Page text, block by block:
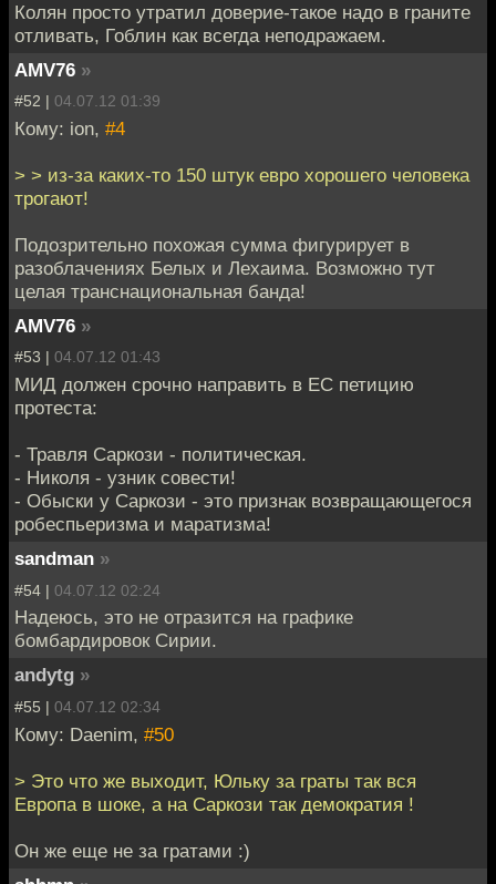
Колян просто утратил доверие-такое надо в граните
отливать, Гоблин как всегда неподражаем.
AMV76 »
#52 | 04.07.12 01:39
Кому: ion, #4
> > из-за каких-то 150 штук евро хорошего человека
трогают!
Подозрительно похожая сумма фигурирует в
разоблачениях Белых и Лехаима. Возможно тут
целая транснациональная банда!
AMV76 »
#53 | 04.07.12 01:43
МИД должен срочно направить в ЕС петицию
протеста:
- Травля Саркози - политическая.
- Николя - узник совести!
- Обыски у Саркози - это признак возвращающегося
робеспьеризма и маратизма!
sandman »
#54 | 04.07.12 02:24
Надеюсь, это не отразится на графике
бомбардировок Сирии.
andytg »
#55 | 04.07.12 02:34
Кому: Daenim, #50
> Это что же выходит, Юльку за граты так вся
Европа в шоке, а на Саркози так демократия !
Он же еще не за гратами :)